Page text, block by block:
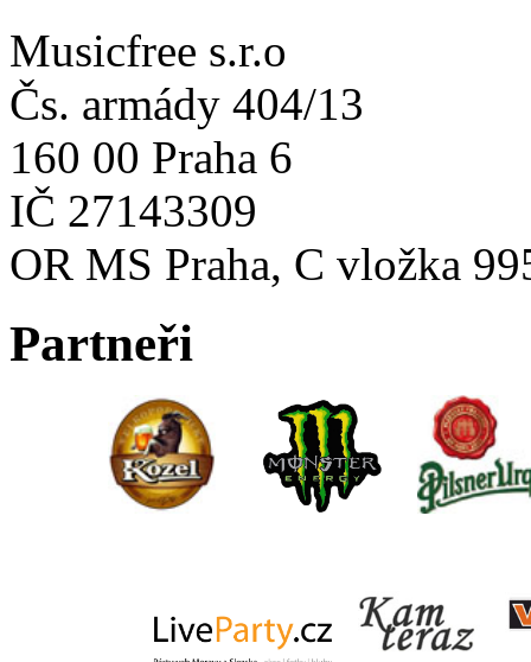
Musicfree s.r.o
Čs. armády 404/13
160 00 Praha 6
IČ 27143309
OR MS Praha, C vložka
Partneři